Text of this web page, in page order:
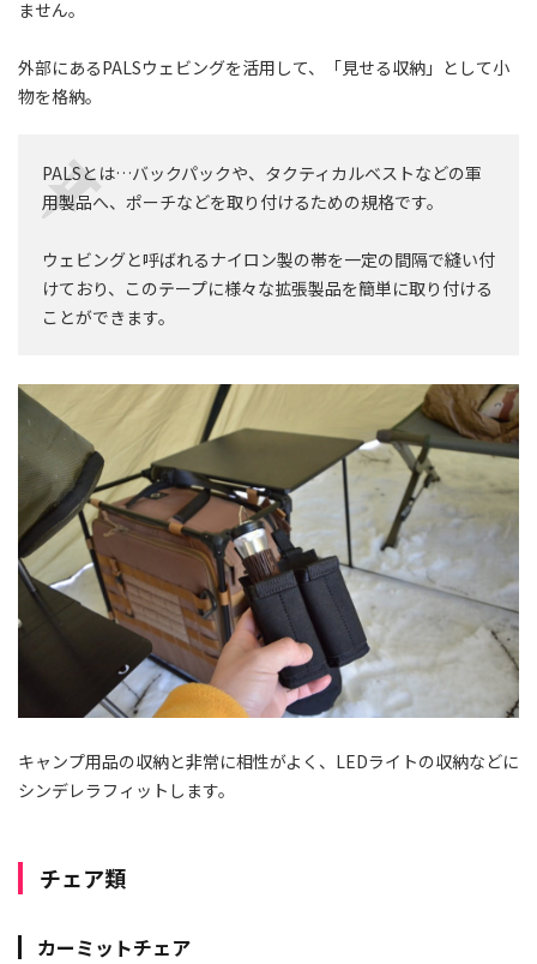
ません。
外部にあるPALSウェビングを活用して、「見せる収納」として小
物を格納。
PALSとは…バックパックや、タクティカルベストなどの軍
用製品へ、 ポーチなどを取り付けるため の規格です。
ウェビングと呼ばれるナイロン製の帯を一定の間隔で縫い付
けており、このテープに様々な拡張製品を簡単に取り付ける
ことができます。
キャンプ用品の収納と非常に相性がよく、LEDライトの収納などに
シンデレラフィットします。
チェア類
カーミットチェア